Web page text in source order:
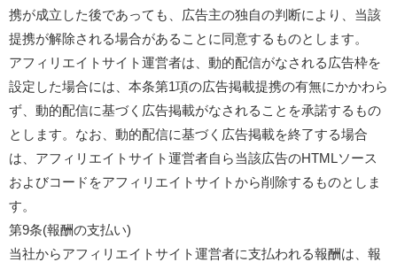
携が成立した後であっても、広告主の独自の判断により、当該
提携が解除される場合があることに同意するものとします。
アフィリエイトサイト運営者は、動的配信がなされる広告枠を
設定した場合には、本条第1項の広告掲載提携の有無にかかわら
ず、動的配信に基づく広告掲載がなされることを承諾するもの
とします。なお、動的配信に基づく広告掲載を終了する場合
は、アフィリエイトサイト運営者自ら当該広告のHTMLソース
およびコードをアフィリエイトサイトから削除するものとしま
す。
第9条(報酬の支払い)
当社からアフィリエイトサイト運営者に支払われる報酬は、報